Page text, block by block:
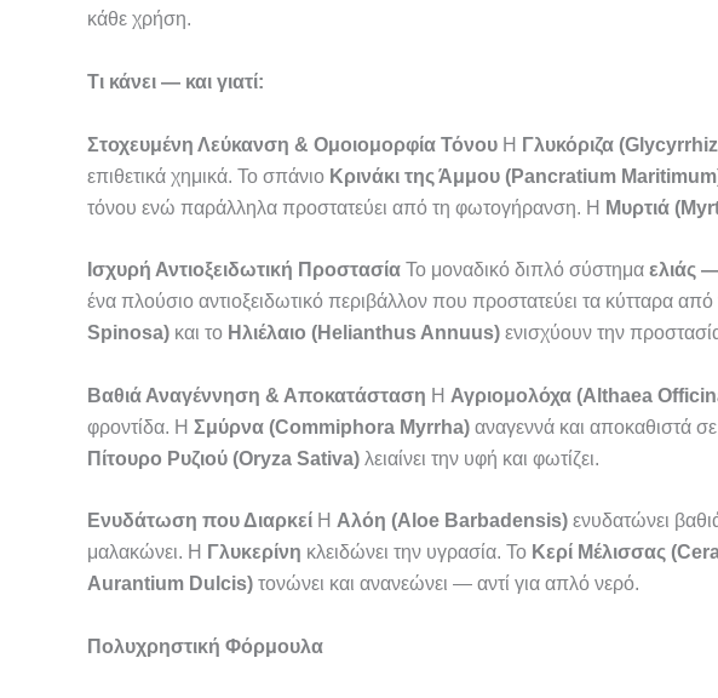
κάθε χρήση.
Τι κάνει — και γιατί:
Στοχευμένη Λεύκανση & Ομοιομορφία Τόνου Η Γλυκόριζα
επιθετικά χημικά. Το σπάνιο Κρινάκι της Άμμου (Pancratium
τόνου ενώ παράλληλα προστατεύει από τη φωτογήρανση. Η Μυρτιά
Ισχυρή Αντιοξειδωτική Προστασία Το μοναδικό διπλό σύστημα ελιάς
ένα πλούσιο αντιοξειδωτικό περιβάλλον που προστατεύει τα κύτταρα
Spinosa) και το Ηλιέλαιο (Helianthus Annuus) ενισχύουν την
Βαθιά Αναγέννηση & Αποκατάσταση Η Αγριομολόχα (Althaea
φροντίδα. Η Σμύρνα (Commiphora Myrrha) αναγεννά και αποκαθιστά
Πίτουρο Ρυζιού (Oryza Sativa) λειαίνει την υφή και φωτίζει.
Ενυδάτωση που Διαρκεί Η Αλόη (Aloe Barbadensis) ενυδατώνει
μαλακώνει. Η Γλυκερίνη κλειδώνει την υγρασία. Το Κερί Μέλισσας
Aurantium Dulcis) τονώνει και ανανεώνει — αντί για απλό νερό.
Πολυχρηστική Φόρμουλα